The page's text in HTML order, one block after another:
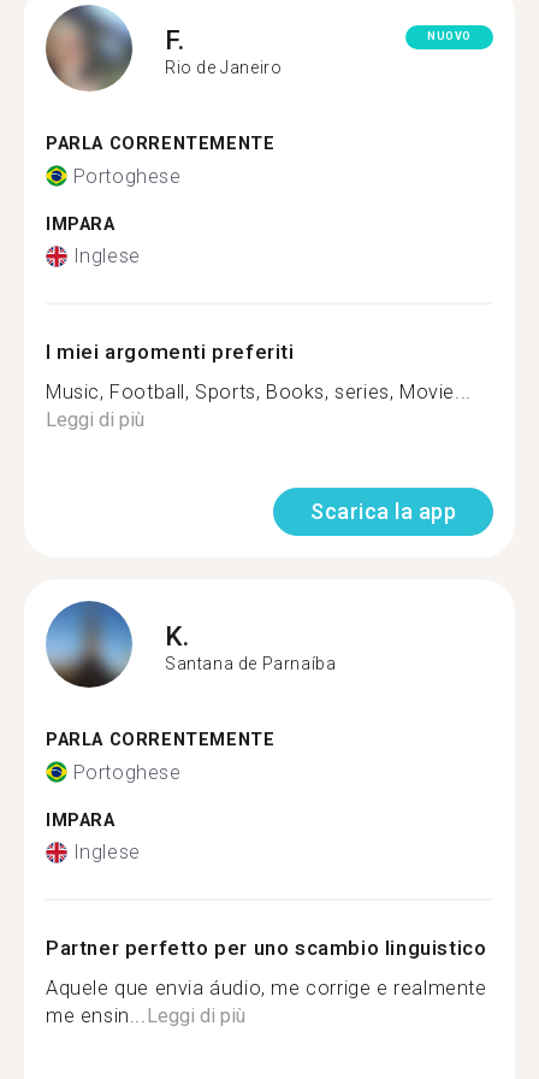
F.
Rio de Janeiro
NUOVO
PARLA CORRENTEMENTE
Portoghese
IMPARA
Inglese
I miei argomenti preferiti
Music, Football, Sports, Books, series, Movie...
Leggi di più
Scarica la app
K.
Santana de Parnaíba
PARLA CORRENTEMENTE
Portoghese
IMPARA
Inglese
Partner perfetto per uno scambio linguistico
Aquele que envia áudio, me corrige e realmente
me ensin...Leggi di più